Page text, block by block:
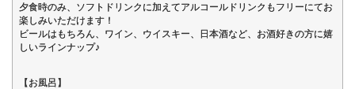
夕食時のみ、ソフトドリンクに加えてアルコールドリンクもフリーにてお
楽しみいただけます！
ビールはもちろん、ワイン、ウイスキー、日本酒など、お酒好きの方に嬉
しいラインナップ♪
【お風呂】